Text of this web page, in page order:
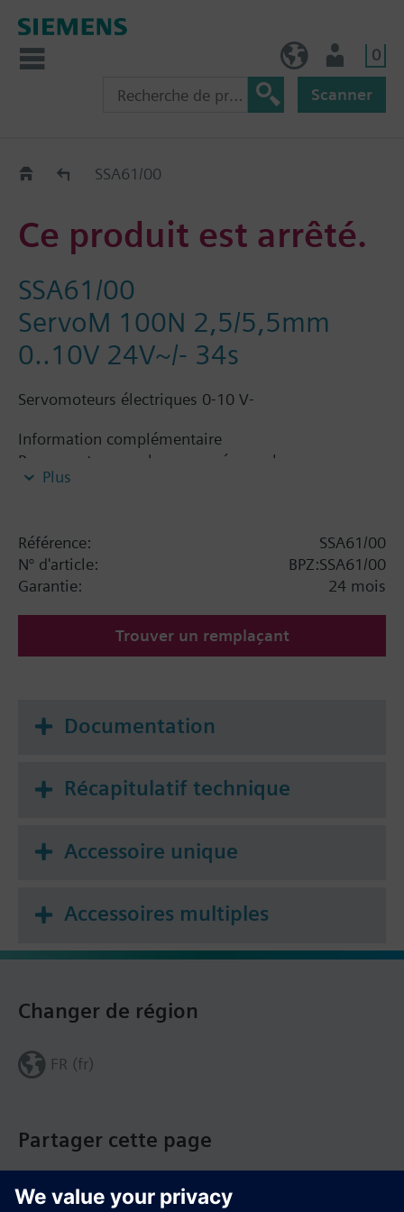
0
Scanner
Old2NewSSA61/00
Ce produit est arrêté.
SSA61/00
ServoM 100N 2,5/5,5mm
0..10V 24V~/- 34s
Servomoteurs électriques 0-10 V-
Information complémentaire
Pour montage sur la vanne : écrou-chapeau
M30 x 1,5
Remarque
Servomoteurs 3 points / 0..10V pour vanne
Plus
Référence:
SSA61/00
N° d'article:
BPZ:SSA61/00
Garantie:
24 mois
Trouver un remplaçant
Documentation
Récapitulatif technique
Accessoire unique
Accessoires multiples
Partager cette page
Changer de région
FR (fr)